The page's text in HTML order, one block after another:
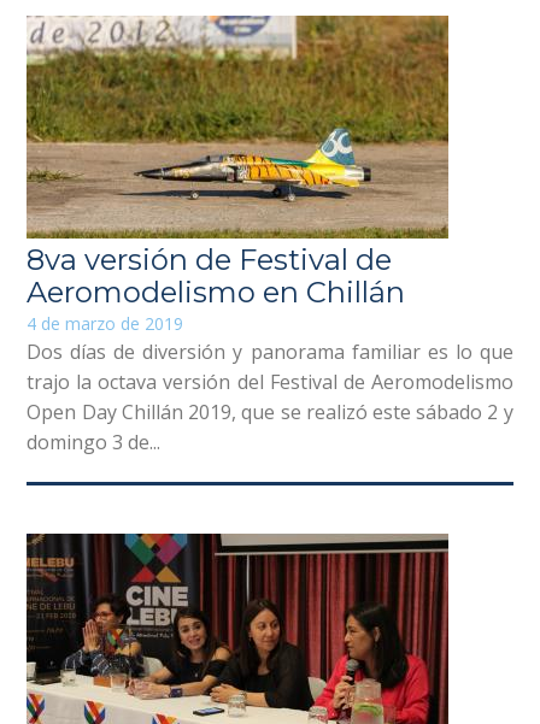
8va versión de Festival de
Aeromodelismo en Chillán
4 de marzo de 2019
Dos días de diversión y panorama familiar es lo que
trajo la octava versión del Festival de Aeromodelismo
Open Day Chillán 2019, que se realizó este sábado 2 y
domingo 3 de...